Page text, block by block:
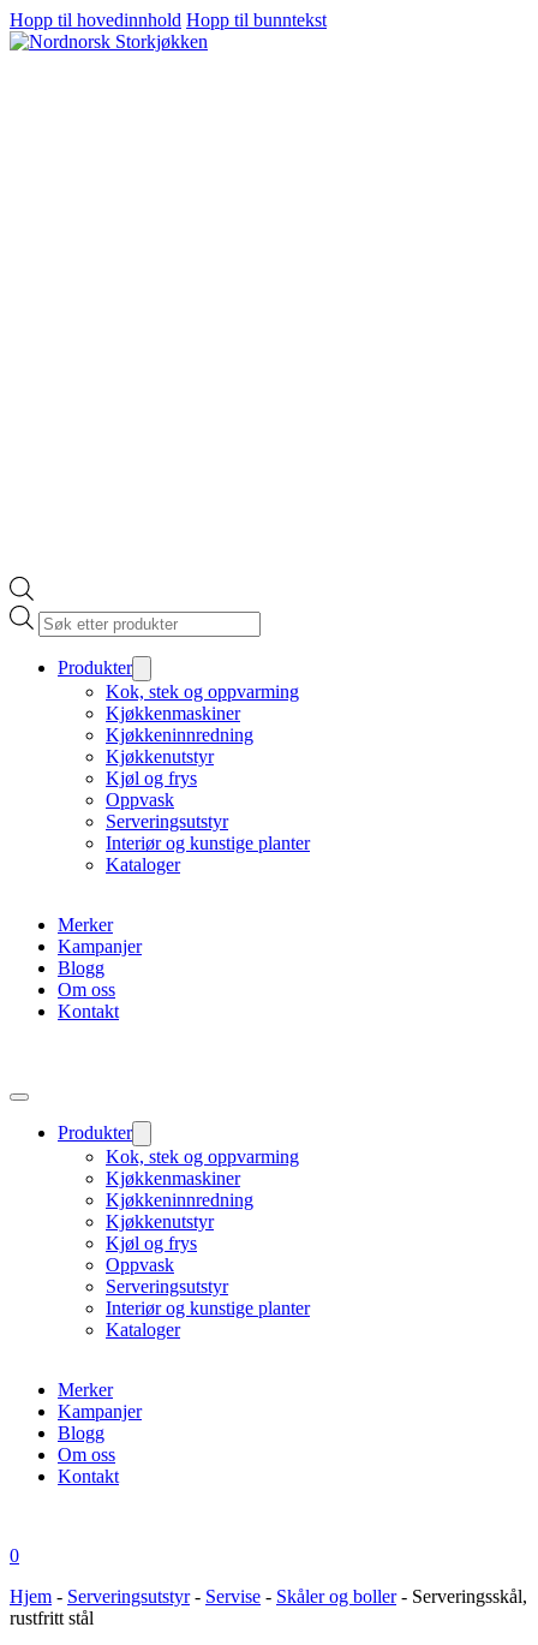
Hopp til hovedinnhold Hopp til bunntekst
Products
search
Produkter
Kok, stek og oppvarming
Kjøkkenmaskiner
Kjøkkeninnredning
Kjøkkenutstyr
Kjøl og frys
Oppvask
Serveringsutstyr
Interiør og kunstige planter
Kataloger
Merker
Kampanjer
Blogg
Om oss
Kontakt
Produkter
Kok, stek og oppvarming
Kjøkkenmaskiner
Kjøkkeninnredning
Kjøkkenutstyr
Kjøl og frys
Oppvask
Serveringsutstyr
Interiør og kunstige planter
Kataloger
Merker
Kampanjer
Blogg
Om oss
Kontakt
0
Hjem - Serveringsutstyr- Servise - Skåler og boller- Serveringsskål,
rustfritt stål